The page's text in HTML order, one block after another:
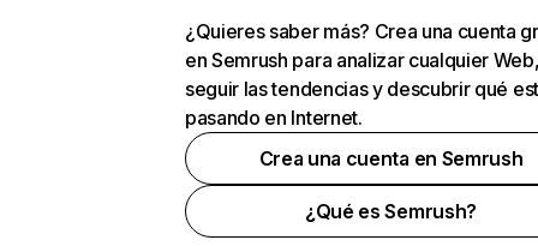
¿Quieres saber más? Crea una cuenta
en Semrush para analizar cualquier
seguir las tendencias y descubrir qué
pasando en Internet.
Crea una cuenta en Semrush
¿Qué es Semrush?